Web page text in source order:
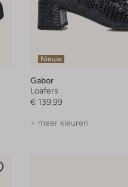
Nieuw
Gabor
Loafers
€ 139,99
+ meer kleuren